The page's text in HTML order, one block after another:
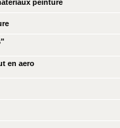
peinture
en aero